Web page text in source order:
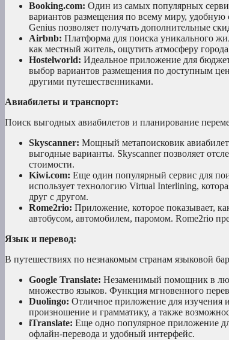
Booking.com: Один из самых популярных
вариантов размещения по всему миру,
Genius позволяет получать дополнительные
Airbnb: Платформа для поиска уникального
как местный житель, ощутить атмосферу
Hostelworld: Идеальное приложение для
выбор вариантов размещения по доступным
другими путешественниками.
Авиабилеты и транспорт:
Поиск выгодных авиабилетов и планирование
Skyscanner: Мощный метапоисковик
выгодные варианты. Skyscanner позволяет
стоимости.
Kiwi.com: Еще один популярный сервис для
использует технологию Virtual Interlining,
друг с другом.
Rome2rio: Приложение, которое показывает,
автобусом, автомобилем, паромом. Rome2rio
Язык и перевод:
В путешествиях по незнакомым странам языковой
Google Translate: Незаменимый помощник в
множество языков. Функция мгновенного
Duolingo: Отличное приложение для изучения
произношение и грамматику, а также
iTranslate: Еще одно популярное приложение
офлайн-перевода и удобный интерфейс.